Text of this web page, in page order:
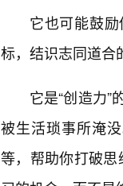
它也可能鼓
标，结识志同道合
它是“创造力
被生活琐事所淹
等，帮助你打破思